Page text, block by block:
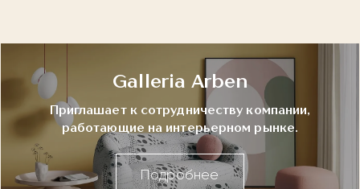
Galleria Arben
Приглашает к сотрудничеству компании,
работающие на интерьерном рынке.
Подробнее